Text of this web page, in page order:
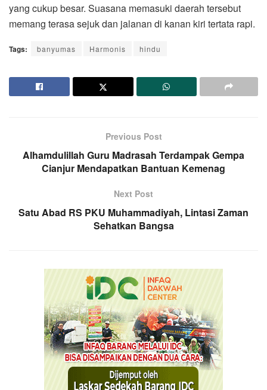
yang cukup besar. Suasana memasuki daerah tersebut
memang terasa sejuk dan jalanan di kanan kiri tertata rapi.
Tags: banyumas Harmonis hindu
Previous Post
Alhamdulillah Guru Madrasah Terdampak Gempa
Cianjur Mendapatkan Bantuan Kemenag
Next Post
Satu Abad RS PKU Muhammadiyah, Lintasi Zaman
Sehatkan Bangsa